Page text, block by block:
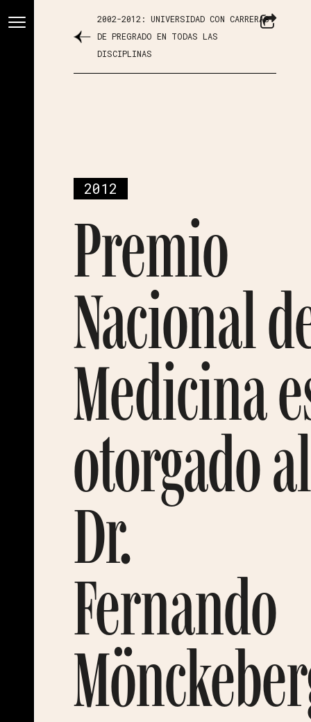
2002-2012: UNIVERSIDAD CON CARRERAS
DE PREGRADO EN TODAS LAS
DISCIPLINAS
2012
Premio
Nacional
Medicina
otorgado al
Dr.
Fernando